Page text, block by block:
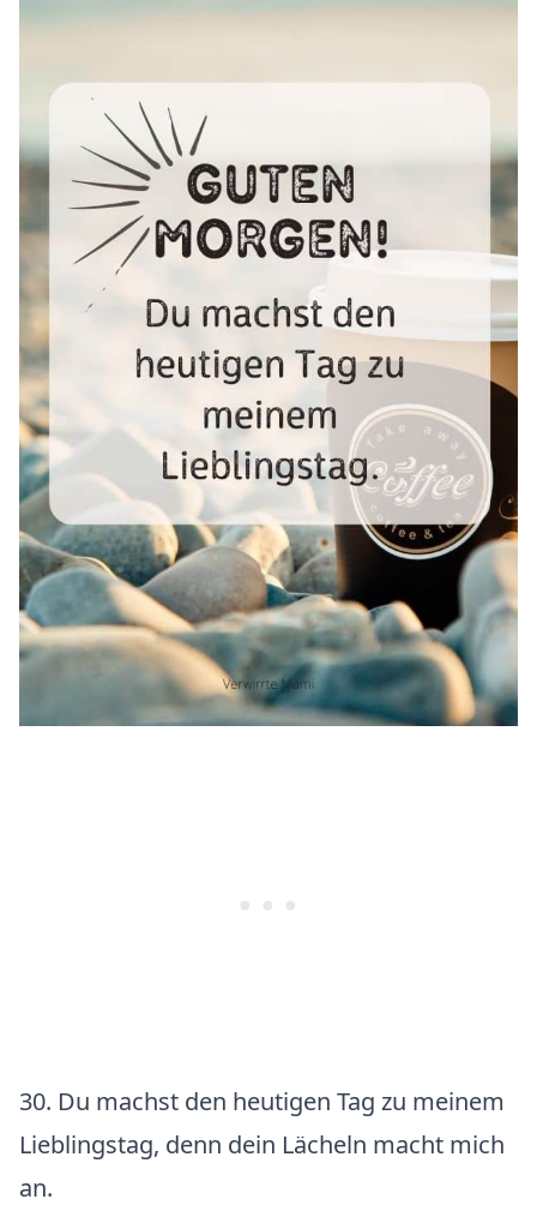
30. Du machst den heutigen Tag zu meinem
Lieblingstag, denn dein Lächeln macht mich
an.